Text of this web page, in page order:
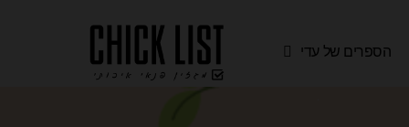
הספרים של עדי